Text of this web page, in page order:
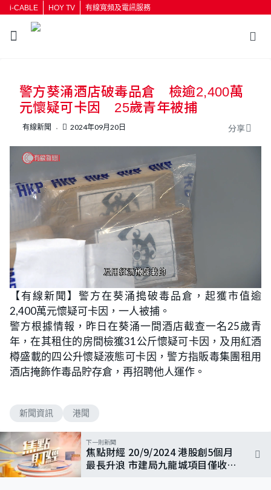
i-CABLE HOY TV 有線寬頻及電訊服務
按輸入鍵開始搜尋
警方葵涌酒店破毒品倉 檢逾2,400萬
元懷疑可卡因 25歲青年被捕
有線新聞 2024年09月20日 分享
m
u
t
e
o
a
d
e
:
1
0
0
.
0
0
%
【有線新聞】警方在葵涌搗破毒品倉，起獲市值逾
2,400萬元懷疑可卡因，一人被捕。
警方根據情報，昨日在葵涌一間酒店截查一名25歲青
年，在其租住的房間檢獲31公斤懷疑可卡因，及用紅酒
樽盛載的四公升懷疑液態可卡因，警方指販毒集團租用
酒店掩飾作毒品貯存倉，再招聘他人運作。
新聞資訊 港聞
下一則新聞
焦點財經 20/9/2024 港股創5個月
最長升浪 市建局九龍城項目僅收一